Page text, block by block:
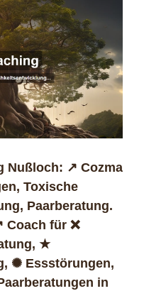
Nußloch: ↗️ Cozma
Toxische
Paarberatung.
für ❌
★
✺ Essstörungen,
in